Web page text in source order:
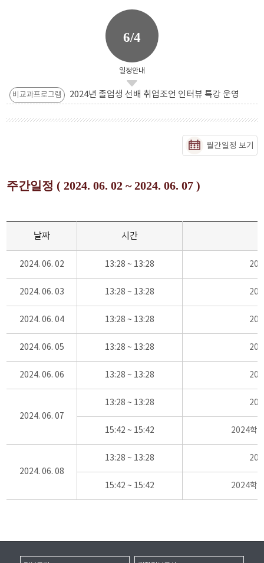
6/4
일정안내
비교과프로그램 2024년 졸업생 선배 취업조언 인터뷰 특강 운영
월간일정 보기
주간일정 ( 2024. 06. 02 ~ 2024. 06. 07 )
날짜 시간
2024. 06. 02 13:28 ~ 13:28
2024. 06. 03 13:28 ~ 13:28
2024. 06. 04 13:28 ~ 13:28
2024. 06. 05 13:28 ~ 13:28
2024. 06. 06 13:28 ~ 13:28
2024. 06. 07
13:28 ~ 13:28
15:42 ~ 15:42 2024학
2024. 06. 08
13:28 ~ 13:28
15:42 ~ 15:42 2024학